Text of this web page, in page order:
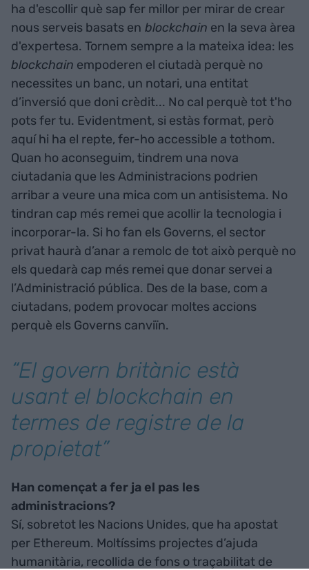
ha d'escollir què sap fer millor per mirar de crear
nous serveis basats en blockchain en la seva àrea
d'expertesa. Tornem sempre a la mateixa idea: les
blockchain empoderen el ciutadà perquè no
necessites un banc, un notari, una entitat
d’inversió que doni crèdit... No cal perquè tot t'ho
pots fer tu. Evidentment, si estàs format, però
aquí hi ha el repte, fer-ho accessible a tothom.
Quan ho aconseguim, tindrem una nova
ciutadania que les Administracions podrien
arribar a veure una mica com un antisistema. No
tindran cap més remei que acollir la tecnologia i
incorporar-la. Si ho fan els Governs, el sector
privat haurà d’anar a remolc de tot això perquè no
els quedarà cap més remei que donar servei a
l’Administració pública. Des de la base, com a
ciutadans, podem provocar moltes accions
perquè els Governs canviïn.
“El govern britànic està
usant el blockchain en
termes de registre de la
propietat”
Han començat a fer ja el pas les
administracions?
Sí, sobretot les Nacions Unides, que ha apostat
per Ethereum. Moltíssims projectes d’ajuda
humanitària, recollida de fons o traçabilitat de